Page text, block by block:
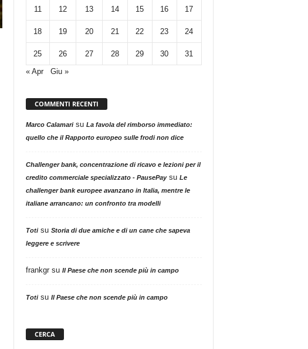
11 12 13 14 15 16 17
18 19 20 21 22 23 24
25 26 27 28 29 30
31
« Apr
Giu »
COMMENTI RECENTI
Marco Calamarisu La favola del rimborso immediato:
quello che il Rapporto europeo sulle frodi non dice
Challenger bank, concentrazione di ricavo e lezioni per il
credito commerciale specializzato - PausePaysu Le
challenger bank europee avanzano in Italia, mentre le
italiane arrancano: un confronto tra modelli
Totisu Storia di due amiche e di un cane che sapeva
leggere e scrivere
frankgrsu Il Paese che non scende più in campo
Totisu Il Paese che non scende più in campo
CERCA